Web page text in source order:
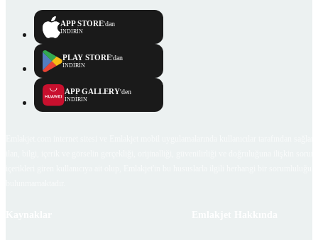
APP STORE'dan
İNDİRİN
PLAY STORE'dan
İNDİRİN
APP GALLERY'den
İNDİRİN